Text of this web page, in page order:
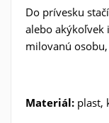
Do prívesku
alebo akýkoľvek
milovanú
Materiál: plast,